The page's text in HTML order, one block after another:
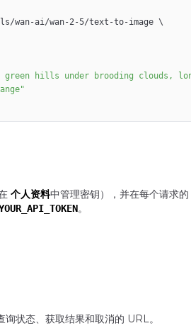
wan-ai/wan-2-5/text-to-image \
个人资料中管理密钥），并在每个请求的
。
状态、获取结果和取消的 URL。